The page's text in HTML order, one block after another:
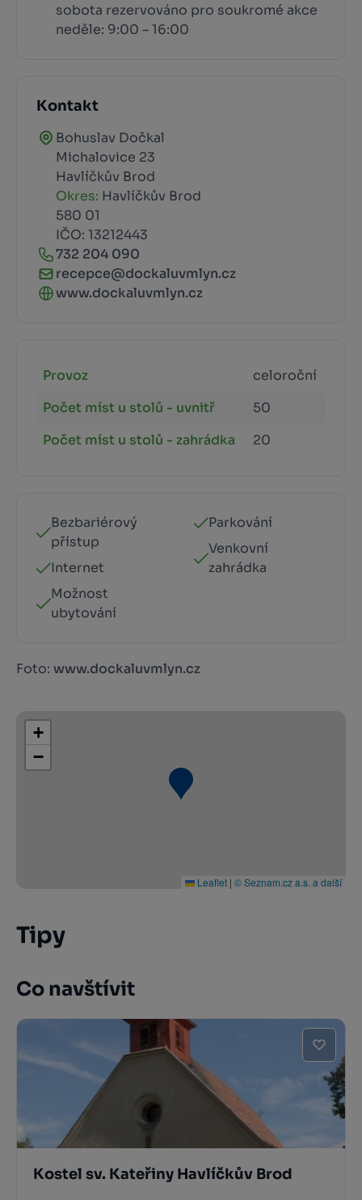
sobota rezervováno pro soukromé akce
neděle: 9:00 – 16:00
Kontakt
Bohuslav Dočkal
Michalovice 23
Havlíčkův Brod
Okres: Havlíčkův Brod
580 01
IČO: 13212443
732 204 090
recepce@dockaluvmlyn.cz
www.dockaluvmlyn.cz
Provoz
celoroční
Počet míst u stolů - uvnitř
50
Počet míst u stolů - zahrádka
20
Bezbariérový
přístup
Internet
Možnost
ubytování
Parkování
Venkovní
zahrádka
Foto: www.dockaluvmlyn.cz
+
−
Leaflet | © Seznam.cz a.s. a další
Tipy
Co navštívit
Kostel sv. Kateřiny Havlíčkův Brod